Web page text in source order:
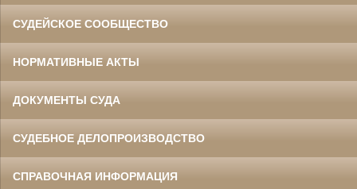
СУДЕЙСКОЕ СООБЩЕСТВО
НОРМАТИВНЫЕ АКТЫ
ДОКУМЕНТЫ СУДА
СУДЕБНОЕ ДЕЛОПРОИЗВОДСТВО
СПРАВОЧНАЯ ИНФОРМАЦИЯ